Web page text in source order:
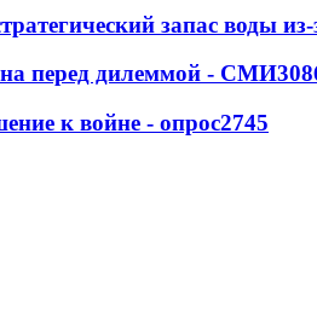
запас воды
перед дилеммой - СМИ
к войне - опрос2745